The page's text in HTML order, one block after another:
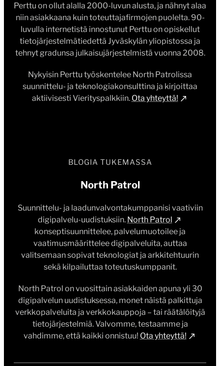
Perttu on ollut alalla 2000-luvun alusta, ja nähnyt alaa
niin asiakkaana kuin toteuttajafirmojen puolelta. 90-
luvulla internetistä innostunut Perttu on opiskellut
tietojärjestelmätiedettä Jyväskylän yliopistossa ja
tehnyt gradunsa julkaisujärjestelmistä vuonna 2008.
Nykyisin Perttu työskentelee North Patrolissa
suunnittelu- ja teknologiakonsulttina ja kirjoittaa
aktiivisesti Vierityspalkkiin. Ota yhteyttä!
BLOGIA TUKEMASSA
North Patrol
Suunnittelu- ja laadunvalvontakumppanisi vaativiin
digipalvelu-uudistuksiin. North Patrol
konseptisuunnittelee, palvelumuotoilee ja
vaatimusmäärittelee digipalveluita, auttaa
valitsemaan sopivat teknologiat ja arkkitehtuurin
sekä kilpailuttaa toteutuskumppanit.
North Patrol on vuosittain asiakkaiden apuna yli 30
digipalvelun uudistuksessa, monet näistä palkittuja
verkkopalveluita ja verkkokauppoja – tai räätälöityjä
tietojärjestelmiä. Valvomme, testaamme ja
vahdimme, että kaikki onnistuu! Ota yhteyttä!